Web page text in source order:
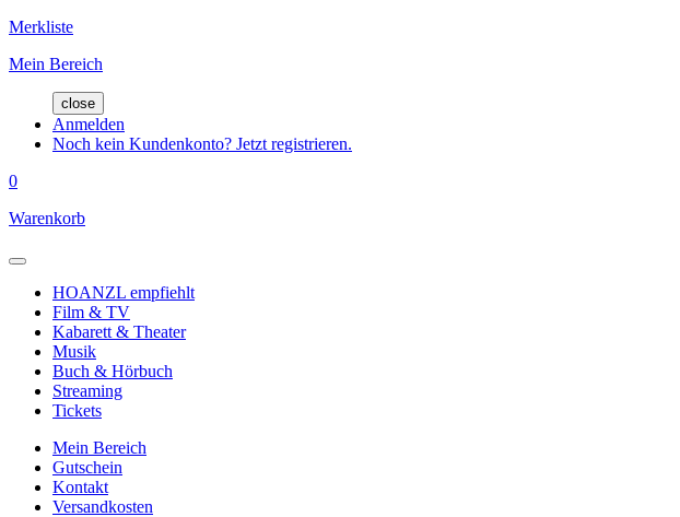
Merkliste
Mein Bereich
close
Anmelden
Noch kein Kundenkonto? Jetzt registrieren.
0
Warenkorb
HOANZL empfiehlt
Film & TV
Kabarett & Theater
Musik
Buch & Hörbuch
Streaming
Tickets
Mein Bereich
Gutschein
Kontakt
Versandkosten